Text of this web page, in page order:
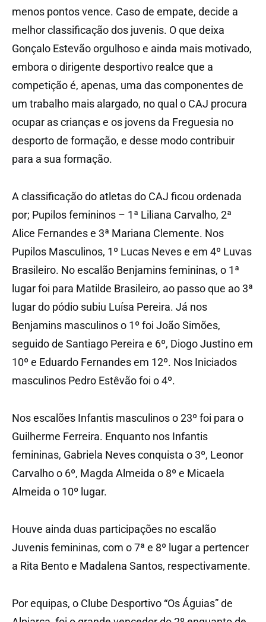
menos pontos vence. Caso de empate, decide a
melhor classificação dos juvenis. O que deixa
Gonçalo Estevão orgulhoso e ainda mais motivado,
embora o dirigente desportivo realce que a
competição é, apenas, uma das componentes de
um trabalho mais alargado, no qual o CAJ procura
ocupar as crianças e os jovens da Freguesia no
desporto de formação, e desse modo contribuir
para a sua formação.
A classificação do atletas do CAJ ficou ordenada
por; Pupilos femininos – 1ª Liliana Carvalho, 2ª
Alice Fernandes e 3ª Mariana Clemente. Nos
Pupilos Masculinos, 1º Lucas Neves e em 4º Luvas
Brasileiro. No escalão Benjamins femininas, o 1ª
lugar foi para Matilde Brasileiro, ao passo que ao 3ª
lugar do pódio subiu Luísa Pereira. Já nos
Benjamins masculinos o 1º foi João Simões,
seguido de Santiago Pereira e 6º, Diogo Justino em
10º e Eduardo Fernandes em 12º. Nos Iniciados
masculinos Pedro Estêvão foi o 4º.
Nos escalões Infantis masculinos o 23º foi para o
Guilherme Ferreira. Enquanto nos Infantis
femininas, Gabriela Neves conquista o 3º, Leonor
Carvalho o 6º, Magda Almeida o 8º e Micaela
Almeida o 10º lugar.
Houve ainda duas participações no escalão
Juvenis femininas, com o 7ª e 8º lugar a pertencer
a Rita Bento e Madalena Santos, respectivamente.
Por equipas, o Clube Desportivo “Os Águias” de